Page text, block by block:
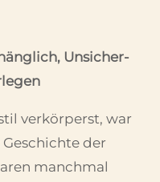
Unsicher-
verkörperst, war
der
manchmal